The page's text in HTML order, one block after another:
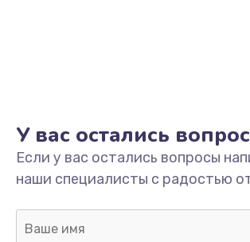
Замена/Pемонт
1300 руб.
Заказать
У вас остались
Если у вас остались вопросы
наши специалисты с радостью